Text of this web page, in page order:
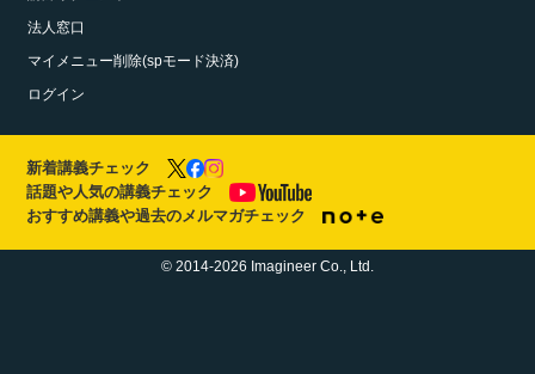
法人窓口
マイメニュー削除(spモード決済)
ログイン
新着講義チェック
話題や人気の講義チェック
おすすめ講義や過去のメルマガチェック
© 2014-2026 Imagineer Co., Ltd.